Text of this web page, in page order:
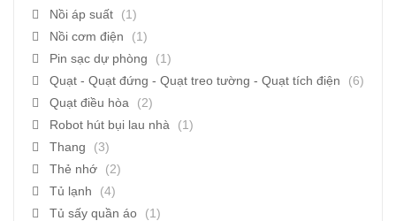
Nồi áp suất
(1)
Nồi cơm điện
(1)
Pin sạc dự phòng
(1)
Quạt - Quạt đứng - Quạt treo tường - Quạt tích điện
(6)
Quạt điều hòa
(2)
Robot hút bụi lau nhà
(1)
Thang
(3)
Thẻ nhớ
(2)
Tủ lạnh
(4)
Tủ sấy quần áo
(1)